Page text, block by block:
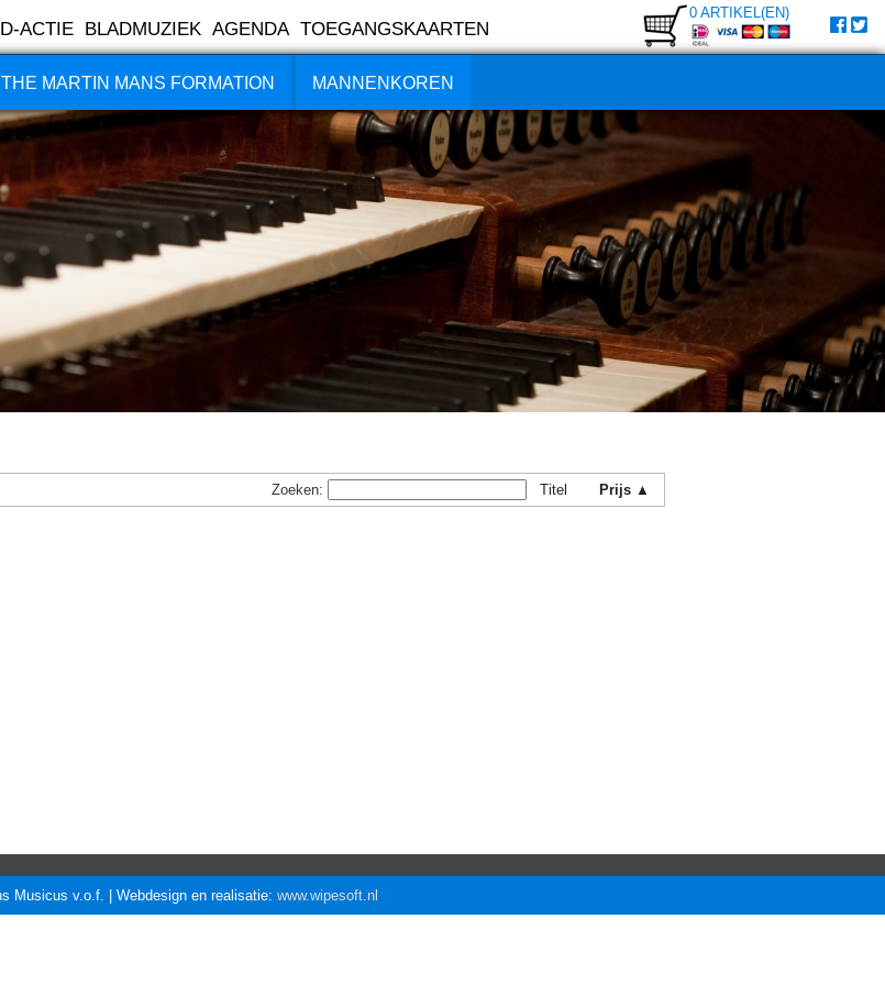
ACTIE BLADMUZIEK AGENDA TOEGANGSKAARTEN
0 ARTIKEL(EN)
THE MARTIN MANS FORMATION MANNENKOREN
Zoeken: Titel Prijs ▲
Musicus v.o.f. | Webdesign en realisatie: www.wipesoft.nl